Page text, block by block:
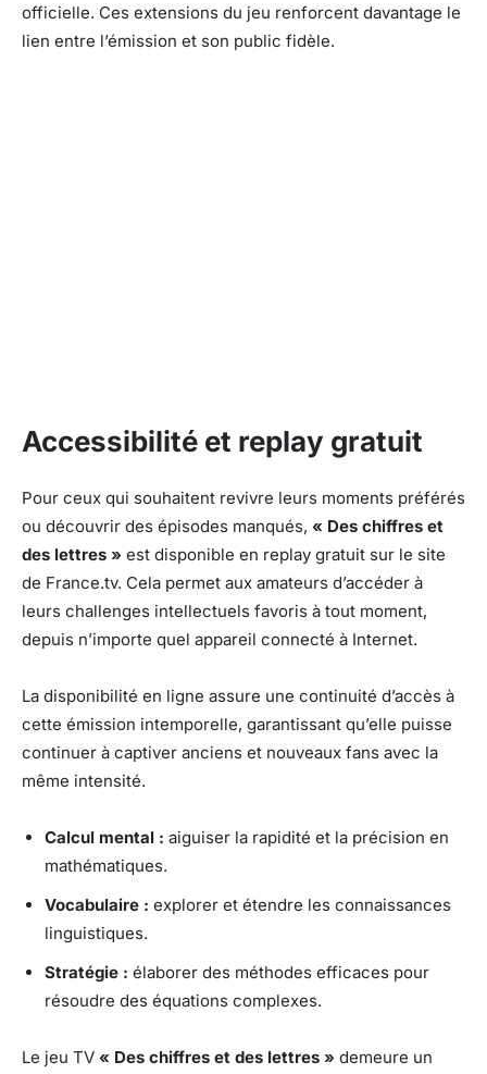
officielle. Ces extensions du jeu renforcent davantage le
lien entre l’émission et son public fidèle.
Accessibilité et replay gratuit
Pour ceux qui souhaitent revivre leurs moments préférés
ou découvrir des épisodes manqués, « Des chiffres et
des lettres » est disponible en replay gratuit sur le site
de France.tv. Cela permet aux amateurs d’accéder à
leurs challenges intellectuels favoris à tout moment,
depuis n’importe quel appareil connecté à Internet.
La disponibilité en ligne assure une continuité d’accès à
cette émission intemporelle, garantissant qu’elle puisse
continuer à captiver anciens et nouveaux fans avec la
même intensité.
Calcul mental : aiguiser la rapidité et la précision en
mathématiques.
Vocabulaire : explorer et étendre les connaissances
linguistiques.
Stratégie : élaborer des méthodes efficaces pour
résoudre des équations complexes.
Le jeu TV « Des chiffres et des lettres » demeure un